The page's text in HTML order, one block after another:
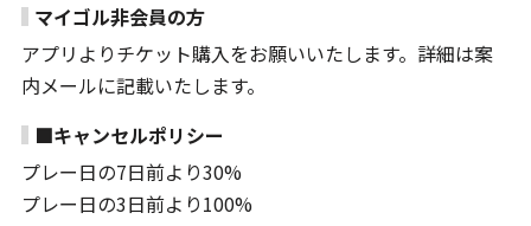
マイゴル非会員の方
アプリよりチケット購入をお願いいたします。詳細は案
内メールに記載いたします。
■キャンセルポリシー
プレー日の7日前より30%
プレー日の3日前より100%